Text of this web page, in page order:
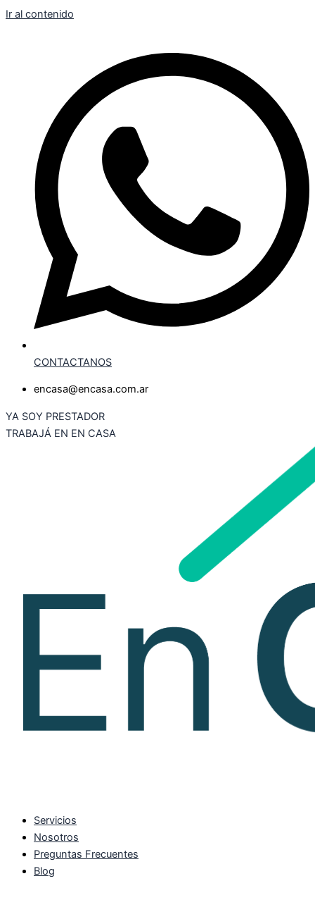
Ir al contenido
CONTACTANOS
encasa@encasa.com.ar
YA SOY PRESTADOR
TRABAJÁ EN EN CASA
Servicios
Nosotros
Preguntas Frecuentes
Blog